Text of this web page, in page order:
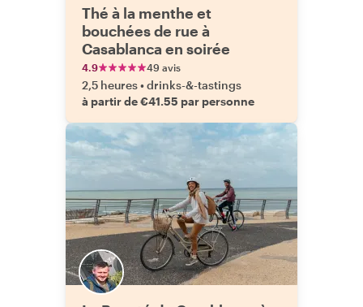
Thé à la menthe et
bouchées de rue à
Casablanca en soirée
4.9 49 avis
2,5 heures•drinks-&-tastings
à partir de €41.55 par personne